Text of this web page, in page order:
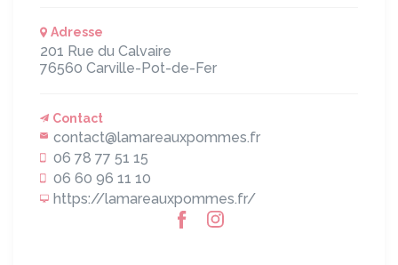
Adresse
201 Rue du Calvaire
76560 Carville-Pot-de-Fer
Contact
contact@lamareauxpommes.fr
06 78 77 51 15
06 60 96 11 10
https://lamareauxpommes.fr/